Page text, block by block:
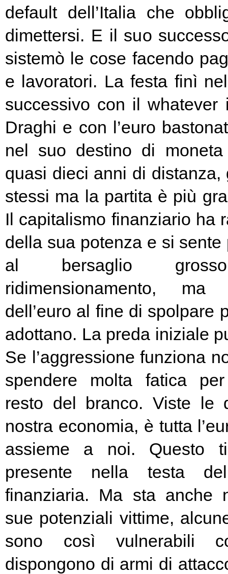
default dell’Italia che
dimettersi. E il suo
sistemò le cose facendo
e lavoratori. La festa finì
successivo con il whatever
Draghi e con l’euro
nel suo destino di
quasi dieci anni di
stessi ma la partita è più
Il capitalismo finanziario ha
della sua potenza e si sente
al bersaglio
ridimensionamento,
dell’euro al fine di spolpare
adottano. La preda iniziale
Se l’aggressione funziona
spendere molta fatica
resto del branco. Viste le
nostra economia, è tutta
assieme a noi. Questo
presente nella testa
finanziaria. Ma sta anche
sue potenziali vittime,
sono così vulnerabili
dispongono di armi di